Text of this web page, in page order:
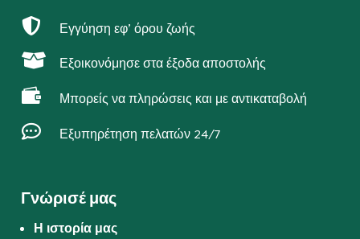
 Εγγύηση εφ’ όρου ζωής
 Εξοικονόμησε στα έξοδα αποστολής
 Μπορείς να πληρώσεις και με αντικαταβολή
 Εξυπηρέτηση πελατών 24/7
Γνώρισέ μας
Η ιστορία μας